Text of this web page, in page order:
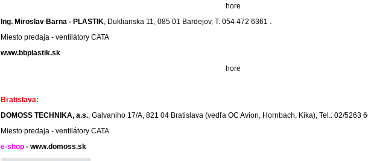
hore
Ing. Miroslav Barna - PLASTIK, Duklianska 11, 085 01 Bardejov, T: 054 472 6361 .
Miesto predaja - ventilátory CATA
www.bbplastik.sk
hore
Bratislava:
DOMOSS TECHNIKA, a.s., Galvaniho 17/A, 821 04 Bratislava (vedľa OC Avion, Hornbach, Kika), Tel.: 02/5263
Miesto predaja - ventilátory CATA
e-shop - www.domoss.sk